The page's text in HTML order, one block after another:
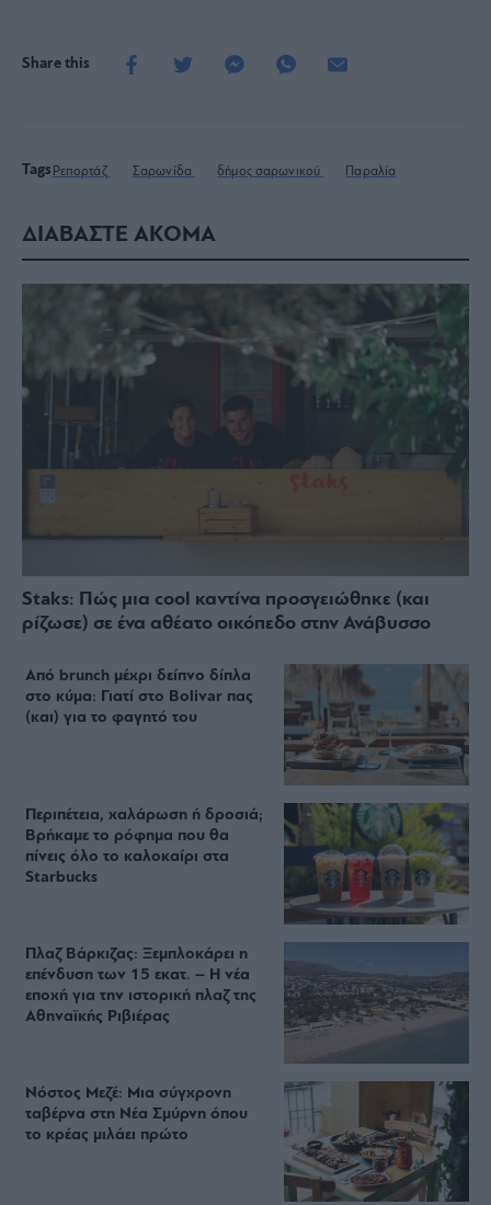
Share this
Tags Ρεπορτάζ Σαρωνίδα δήμος σαρωνικού Παραλία
ΔΙΑΒΑΣΤΕ ΑΚΟΜΑ
Staks: Πώς μια cool καντίνα προσγειώθηκε (και
ρίζωσε) σε ένα αθέατο οικόπεδο στην Ανάβυσσο
Από brunch μέχρι δείπνο δίπλα
στο κύμα: Γιατί στο Bolivar πας
(και) για το φαγητό του
Περιπέτεια, χαλάρωση ή δροσιά;
Βρήκαμε το ρόφημα που θα
πίνεις όλο το καλοκαίρι στα
Starbucks
Πλαζ Βάρκιζας: Ξεμπλοκάρει η
επένδυση των 15 εκατ. – Η νέα
εποχή για την ιστορική πλαζ της
Αθηναϊκής Ριβιέρας
Νόστος Μεζέ: Μια σύγχρονη
ταβέρνα στη Νέα Σμύρνη όπου
το κρέας μιλάει πρώτο